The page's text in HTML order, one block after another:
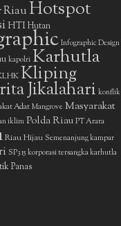
Hotspot
HTIHutan
Infographic Design
kapolri Karhutla
Kliping
Jikalahari konflik
Adat Mangrove Masyarakat
iklim Polda Riau PT Arara
Riau Hijau Semenanjung kampar
SP3 15 korporasi tersangka karhutla
Panas